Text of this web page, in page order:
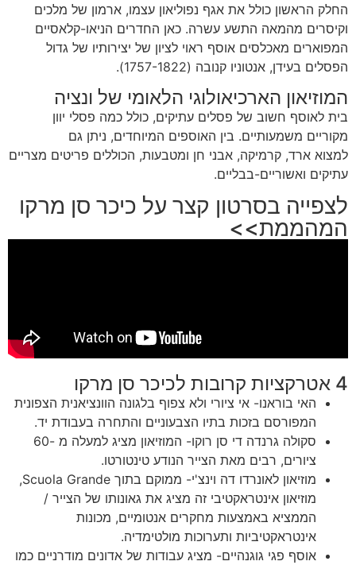
החלק הראשון כולל את אגף נפוליאון עצמו, ארמון של מלכים
וקיסרים מהמאה התשע עשרה. כאן החדרים הניאו-קלאסיים
המפוארים מאכלסים אוסף ראוי לציון של יצירותיו של גדול
הפסלים בעידן, אנטוניו קנובה (1757-1822).
המוזיאון הארכיאולוגי הלאומי של ונציה
בית לאוסף חשוב של פסלים עתיקים, כולל כמה פסלי יוון
מקוריים משמעותיים. בין האוספים המיוחדים, ניתן גם
למצוא ארד, קרמיקה, אבני חן ומטבעות, הכוללים פריטים מצריים
עתיקים ואשוריים-בבליים.
לצפייה בסרטון קצר על כיכר סן מרקו
המהממת>>
4 אטרקציות קרובות לכיכר סן מרקו
האי בוראנו- אי ציורי ולא צפוף בלגונה הוונציאנית הצפונית
המפורסם בזכות בתיו הצבעוניים והתחרה בעבודת יד.
סקולה גרנדה די סן רוקו- המוזיאון מציג למעלה מ -60
ציורים, רבים מאת הצייר הנודע טינטורטו.
מוזיאון לאונרדו דה וינצ'י- ממוקם בתוך Scuola Grande,
מוזיאון אינטראקטיבי זה מציג את גאונותו של הצייר /
הממציא באמצעות מחקרים אנטומיים, מכונות
אינטראקטיביות ותערוכות מולטימדיה.
אוסף פגי גוגנהיים- מציג עבודות של אדונים מודרניים כמו